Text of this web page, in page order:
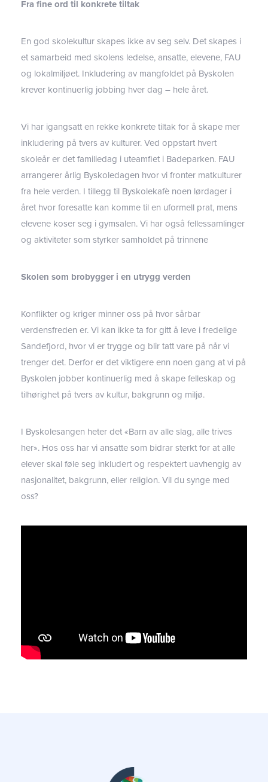
Fra fine ord til konkrete tiltak
En god skolekultur skapes ikke av seg selv. Det skapes i
et samarbeid med skolens ledelse, ansatte, elevene, FAU
og lokalmiljøet. Inkludering av mangfoldet på Byskolen
krever kontinuerlig jobbing hver dag – hele året.
Vi har igangsatt en rekke konkrete tiltak for å skape mer
inkludering på tvers av kulturer. Ved oppstart hvert
skoleår er det familiedag i uteamfiet i Badeparken. FAU
arrangerer årlig Byskoledagen hvor vi fronter matkulturer
fra hele verden. I tillegg til Byskolekafè noen lørdager i
året hvor foresatte kan komme til en uformell prat, mens
elevene koser seg i gymsalen. Vi har også fellessamlinger
og aktiviteter som styrker samholdet på trinnene
Skolen som brobygger i en utrygg verden
Konflikter og kriger minner oss på hvor sårbar
verdensfreden er. Vi kan ikke ta for gitt å leve i fredelige
Sandefjord, hvor vi er trygge og blir tatt vare på når vi
trenger det. Derfor er det viktigere enn noen gang at vi på
Byskolen jobber kontinuerlig med å skape felleskap og
tilhørighet på tvers av kultur, bakgrunn og miljø.
I Byskolesangen heter det «Barn av alle slag, alle trives
her». Hos oss har vi ansatte som bidrar sterkt for at alle
elever skal føle seg inkludert og respektert uavhengig av
nasjonalitet, bakgrunn, eller religion. Vil du synge med
oss?